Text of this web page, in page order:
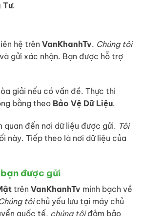
Tư.
hệ trên VanKhanhTv. Chúng tôi
gửi xác nhận. Bạn được hỗ trợ
giải nếu có vấn đề. Thực thi
bằng theo Bảo Vệ Dữ Liệu.
quan đến nơi dữ liệu được gửi. Tôi
này. Tiếp theo là nơi dữ liệu của
được gửi
trên VanKhanhTv minh bạch về
tôichủ yếu lưu tại máy chủ
quốc tế, chúng tôiđảm bảo